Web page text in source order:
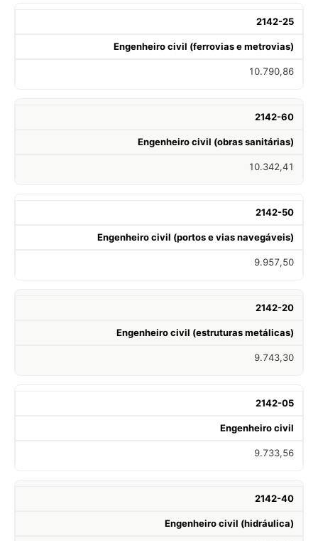
2142-25
Engenheiro civil (ferrovias e metrovias)
10.790,86
2142-60
Engenheiro civil (obras sanitárias)
10.342,41
2142-50
Engenheiro civil (portos e vias navegáveis)
9.957,50
2142-20
Engenheiro civil (estruturas metálicas)
9.743,30
2142-05
Engenheiro civil
9.733,56
2142-40
Engenheiro civil (hidráulica)